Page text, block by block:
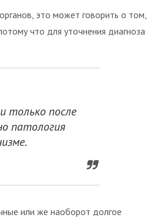
это может говорить о том,
что для уточнения диагноза
только после
патология
или же наоборот долгое